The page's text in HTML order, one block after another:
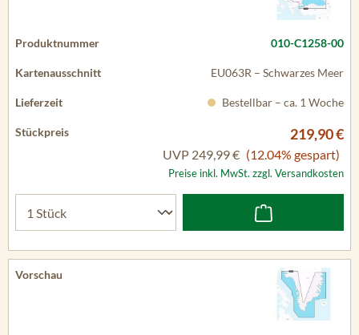
010-C1258-00
EU063R – Schwarzes Meer
Bestellbar – ca. 1 Woche
219,90 €
UVP 249,99 € (12.04% gespart)
Preise inkl. MwSt. zzgl. Versandkosten